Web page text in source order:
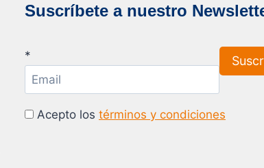
Suscríbete a nuestro
*
Acepto los términos y condiciones